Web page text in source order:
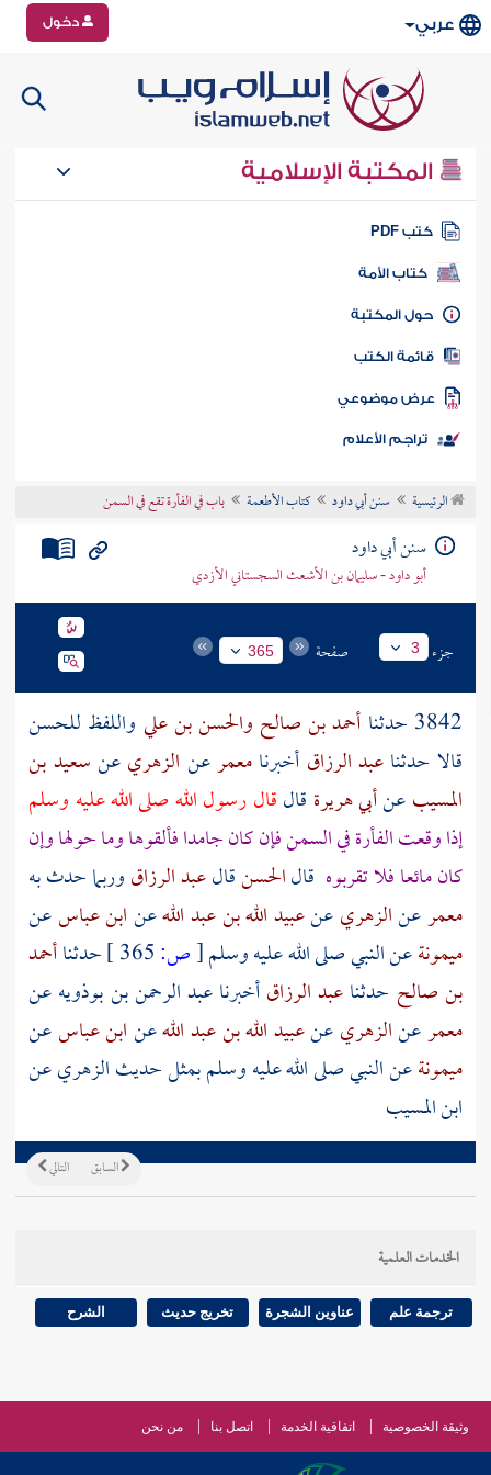
عربي دخول
المكتبة الإسلامية
كتب PDF
كتاب الأمة
المكتبة
الكتب
موضوعي
تراجم الأعلام
الرئيسية سنن أبي داود كتاب الأطعمة باب في الفأرة تقع في السمن
سنن أبي داود
أبو داود - سليمان بن الأشعث السجستاني الأزدي
جزء 3 صفحة 365
3842 حدثنا أحمد بن صالح والحسن بن علي واللفظ للحسن
قالا حدثناعبد الرزاق أخبرنامعمرعن الزهريعنسعيد بن
المسيبعنأبي هريرة قالقال رسول الله صلى الله عليه وسلم
إذا وقعت الفأرة في السمن فإن كان جامدا فألقوها وما حولها وإن
كان مائعا فلا تقربوه قالالحسنقالعبد الرزاقوربما حدث به
معمرعنالزهريعنعبيد الله بن عبد اللهعنابن عباسعن
ميمونةعن النبي صلى الله عليه وسلم[ص: حدثناأحمد
بن صالح حدثناعبد الرزاقأخبرناعبد الرحمن بن بوذويهعن
معمرعنالزهريعنعبيد الله بن عبد اللهعنابن عباسعن
ميمونةعن النبي صلى الله عليه وسلم بمثل حديثالزهريعن
ابن المسيب
التالي السابق
الخدمات العلمية
ترجمة علم عناوين الشجرة تخريج حديث الشرح
وثيقة الخصوصية اتفاقية الخدمة اتصل بنا من نحن